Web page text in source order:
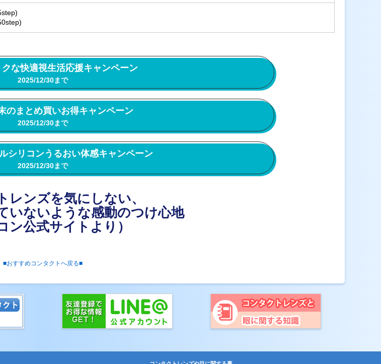
な快適視生活応援キャンペーン
2025/12/30まで
のまとめ買いお得キャンペーン
2025/12/30まで
シリコンうるおい体感キャンペーン
2025/12/30まで
レンズを気にしない、
いないような感動のつけ心地
ン公式サイトより）
■おすすめコンタクトへ戻る■